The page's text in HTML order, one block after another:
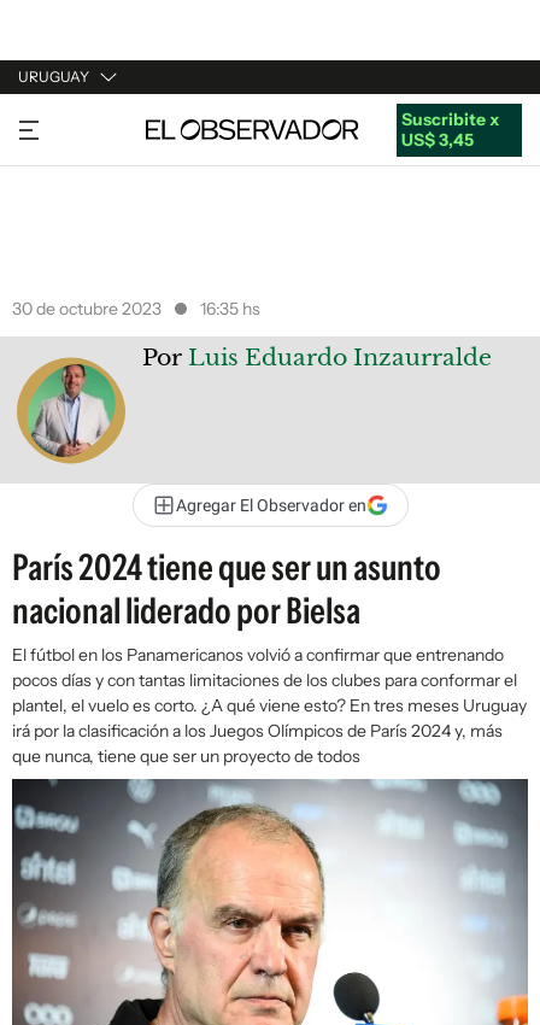
URUGUAY
URUGUAY
ARGENTINA
Suscribite x
US$ 3,45
30 de octubre 2023 16:35 hs
Por Luis Eduardo Inzaurralde
Agregar El Observador en
París 2024 tiene que ser un asunto
nacional liderado por Bielsa
El fútbol en los Panamericanos volvió a confirmar que entrenando
pocos días y con tantas limitaciones de los clubes para conformar el
plantel, el vuelo es corto. ¿A qué viene esto? En tres meses Uruguay
irá por la clasificación a los Juegos Olímpicos de París 2024 y, más
que nunca, tiene que ser un proyecto de todos